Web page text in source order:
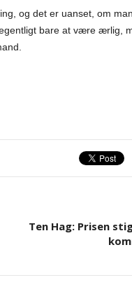
og det er uanset, om
bare at være ærlig,
Ten Hag: Prisen